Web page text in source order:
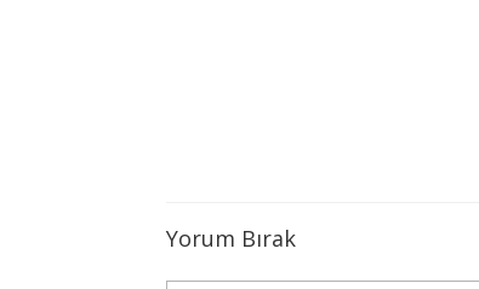
Yorum Bırak